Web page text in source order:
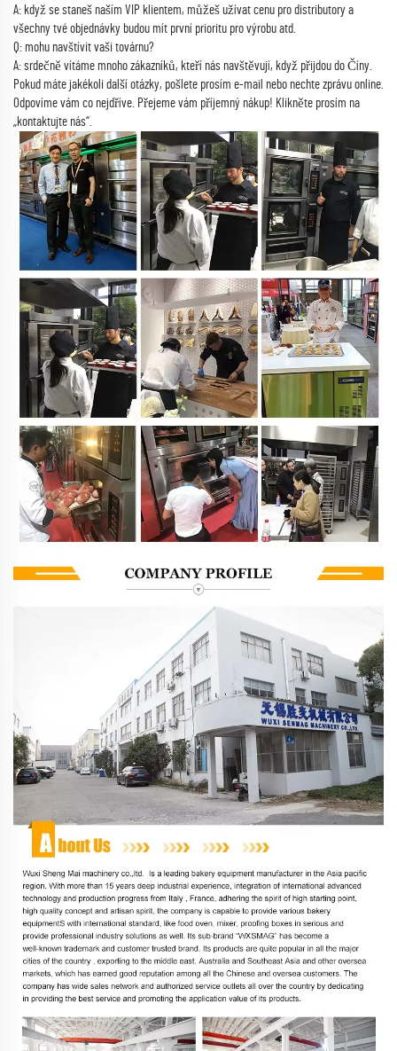
A: když se staneš naším VIP klientem, můžeš užívat cenu pro distributory a
všechny tvé objednávky budou mít první prioritu pro výrobu atd.
Q: mohu navštívit vaši továrnu?
A: srdečně vítáme mnoho zákazníků, kteří nás navštěvují, když přijdou do Číny.
Pokud máte jakékoli další otázky, pošlete prosím e-mail nebo nechte zprávu online.
Odpovíme vám co nejdříve. Přejeme vám příjemný nákup! Klikněte prosím na
„kontaktujte nás“.